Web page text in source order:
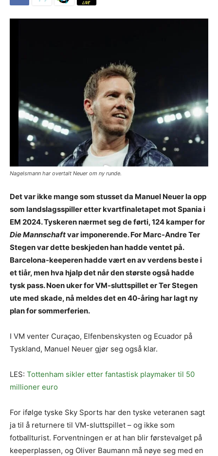
Nagelsmann har overtalt Neuer om ny runde.
Det var ikke mange som stusset da Manuel Neuer la opp
som landslagsspiller etter kvartfinaletapet mot Spania i
EM 2024. Tyskeren nærmet seg de førti, 124 kamper for
Die Mannschaftvar imponerende. For Marc-Andre Ter
Stegen var dette beskjeden han hadde ventet på.
Barcelona-keeperen hadde vært en av verdens beste i
et tiår, men hva hjalp det når den største også hadde
tysk pass. Noen uker for VM-sluttspillet er Ter Stegen
ute med skade, nå meldes det en 40-åring har lagt ny
plan for sommerferien.
I VM venter Curaçao, Elfenbenskysten og Ecuador på
Tyskland, Manuel Neuer gjør seg også klar.
LES: Tottenham sikler etter fantastisk playmaker til 50
millioner euro
For ifølge tyske Sky Sports har den tyske veteranen sagt
ja til å returnere til VM-sluttspillet – og ikke som
fotballturist. Forventningen er at han blir førstevalget på
keeperplassen, og Oliver Baumann må nøye seg med en